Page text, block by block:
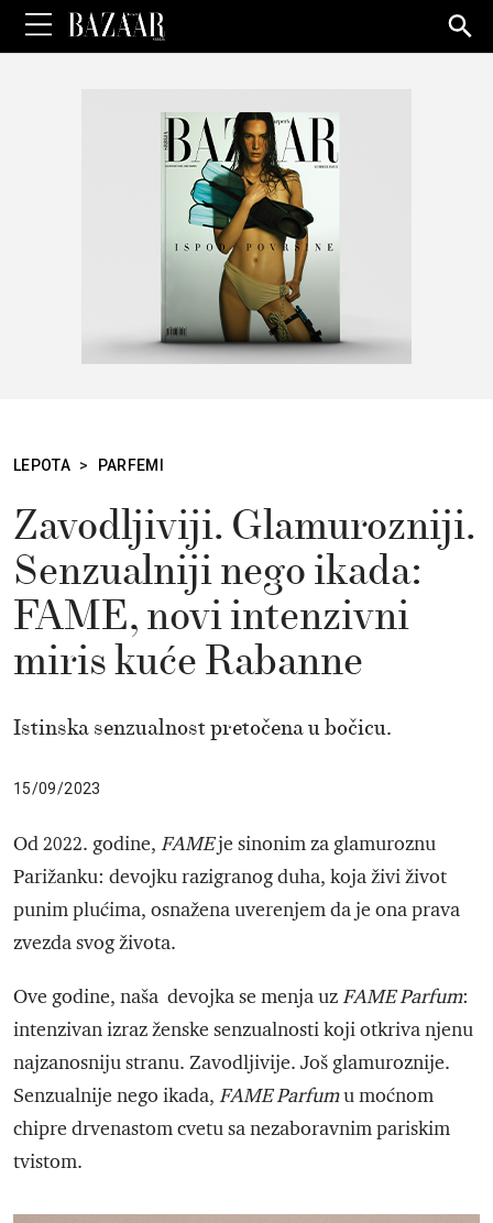
for:
LEPOTA > PARFEMI
Zavodljiviji. Glamurozniji.
Senzualniji nego ikada:
FAME, novi intenzivni
miris kuće Rabanne
Istinska senzualnost pretočena u bočicu.
15/09/2023
Od 2022. godine, FAMEje sinonim za glamuroznu
Parižanku: devojku razigranog duha, koja živi život
punim plućima, osnažena uverenjem da je ona prava
zvezda svog života.
Ove godine, naša devojka se menja uzFAME Parfum:
intenzivan izraz ženske senzualnosti koji otkriva njenu
najzanosniju stranu. Zavodljivije. Još glamuroznije.
Senzualnije nego ikada, FAME Parfumu moćnom
chipre drvenastom cvetu sa nezaboravnim pariskim
tvistom.